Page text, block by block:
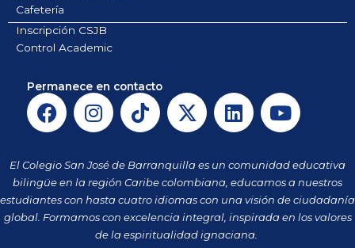
Cafetería
Inscripción CSJB
Control Academic
Permanece en contacto
F
a
e
b
o
o
I
n
t
a
g
r
a
T
i
t
o
k
X
-
w
i
t
t
e
L
i
k
e
d
i
n
Y
o
t
u
b
e
El Colegio San José de Barranquilla es un comunidad educativa
bilingüe en la región Caribe colombiana, educamos a nuestros
estudiantes con hasta cuatro idiomas con una visión de ciudadanía
global. Formamos con excelencia integral, inspirada en los valores
de la espiritualidad ignaciana.